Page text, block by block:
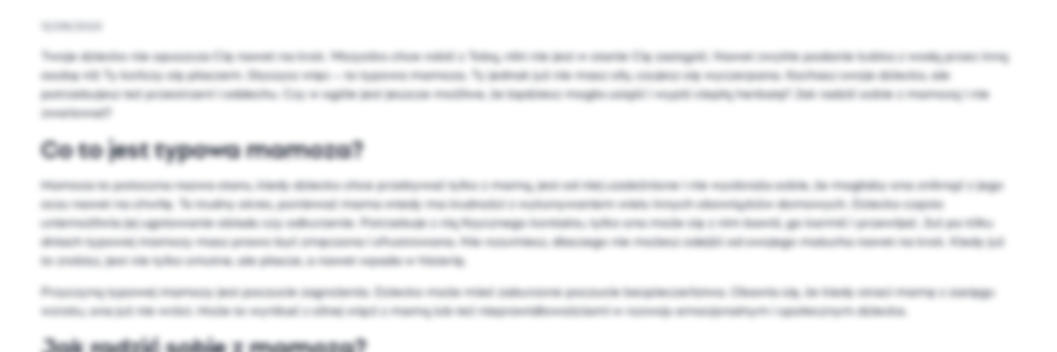
12/08/2023
Twoje dziecko nie opuszcza Cię nawet na krok. Wszystko chce robić z Tobą, nikt nie jest w stanie Cię zastąpić. Nawet zwykłe podanie kubka z wodą przez inną
osobę niż Ty kończy się płaczem. Słyszysz więc – to typowa mamoza. Ty jednak już nie masz siły, czujesz się wyczerpana. Kochasz swoje dziecko, ale
potrzebujesz też przestrzeni i oddechu. Czy w ogóle jest jeszcze możliwe, że będziesz mogła usiąść i wypić ciepłą herbatę? Jak radzić sobie z mamozą i nie
zwariować?
Co to jest typowa mamoza?
Mamoza to potoczna nazwa stanu, kiedy dziecko chce przebywać tylko z mamą, jest od niej uzależnione i nie wyobraża sobie, że mogłaby ona zniknąć z jego
oczu nawet na chwilę. To trudny okres, ponieważ mama wtedy ma trudności z wykonywaniem wielu innych obowiązków domowych. Dziecko często
uniemożliwia jej ugotowanie obiadu czy odkurzenie. Potrzebuje z nią fizycznego kontaktu, tylko ona może się z nim bawić, go karmić i przewijać. Już po kilku
dniach typowej mamozy masz prawo być zmęczona i sfrustrowana. Nie rozumiesz, dlaczego nie możesz odejść od swojego malucha nawet na krok. Kiedy już
to zrobisz, jest nie tylko smutne, ale płacze, a nawet wpada w histerię.
Przyczyną typowej mamozy jest poczucie zagrożenia. Dziecko może mieć zaburzone poczucie bezpieczeństwa. Obawia się, że kiedy straci mamę z zasięgu
wzroku, ona już nie wróci. Może to wynikać z silnej więzi z mamą lub też nieprawidłowościami w rozwoju emocjonalnym i społecznym dziecka.